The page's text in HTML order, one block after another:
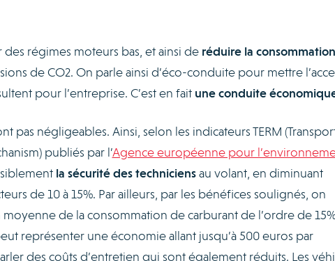
régimes moteurs bas, et ainsi de réduire la
de CO2. On parle ainsi d’éco-conduite pour mettre
pour l’entreprise. C’est en fait une conduite
pas négligeables. Ainsi, selon les indicateurs TERM
publiés par l’Agence européenne pour
la sécurité des techniciensau volant, en diminuant
de 10 à 15%. Par ailleurs, par les bénéfices soulignés, on
de la consommation de carburant de l’ordre de
représenter une économie allant jusqu’à 500 euros par
des coûts d’entretien qui sont également réduits. Les